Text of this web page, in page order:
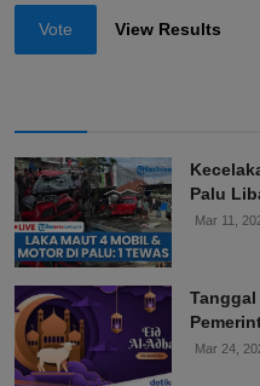
Vote View Results
Palu
Mar 11,
Tanggal
Mar 24,